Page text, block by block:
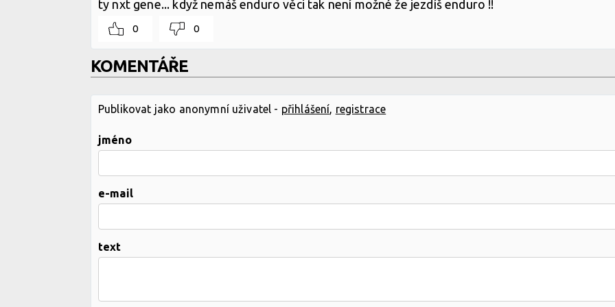
ty nxt gene... když nemáš enduro věci tak není možné že jezdíš enduro !!
0 0
KOMENTÁŘE
Publikovat jako anonymní uživatel - přihlášení registrace
jméno
e-mail
text